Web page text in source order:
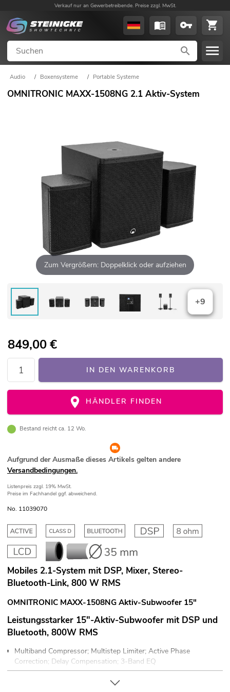
Verkauf nur an Gewerbetreibende. Preise zzgl. MwSt.
Audio / Boxensysteme / Portable Systeme
OMNITRONIC MAXX-1508NG 2.1 Aktiv-System
Zum Vergrößern: Doppelklick oder aufziehen
+9
849,00€
IN DEN WARENKORB
HÄNDLER FINDEN
Bestand reicht ca. 12 Wo.
Aufgrund der Ausmaße dieses Artikels gelten andere
Versandbedingungen.
Listenpreis zzgl. 19% MwSt.
Preise im Fachhandel ggf. abweichend.
No. 11039070
Mobiles 2.1-System mit DSP, Mixer, Stereo-
Bluetooth-Link, 800 W RMS
OMNITRONIC MAXX-1508NG Aktiv-Subwoofer 15"
Leistungsstarker 15"-Aktiv-Subwoofer mit DSP und
Bluetooth, 800W RMS
Multiband Compressor; Multistep Limiter; Active Phase
Correction; Delay Compensation; 3-Band EQ
Stereo-Bluetooth-Link für drahtlosen Stereo-Betrieb mit 2